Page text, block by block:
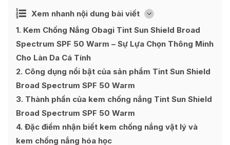
Xem nhanh nội dung bài viết [
Ẩn
1 Kem Chống Nắng Obagi Tint Sun Shield Broad
Spectrum SPF 50 Warm – Sự Lựa Chọn Thông Minh
Cho Làn Da Cá Tính
2 Công dụng nổi bật của sản phẩm Tint Sun Shield
Broad Spectrum SPF 50 Warm
3 Thành phần của kem chống nắng Tint Sun Shield
Broad Spectrum SPF 50 Warm
4 Đặc điểm nhận biết kem chống nắng vật lý và
kem chống nắng hóa học